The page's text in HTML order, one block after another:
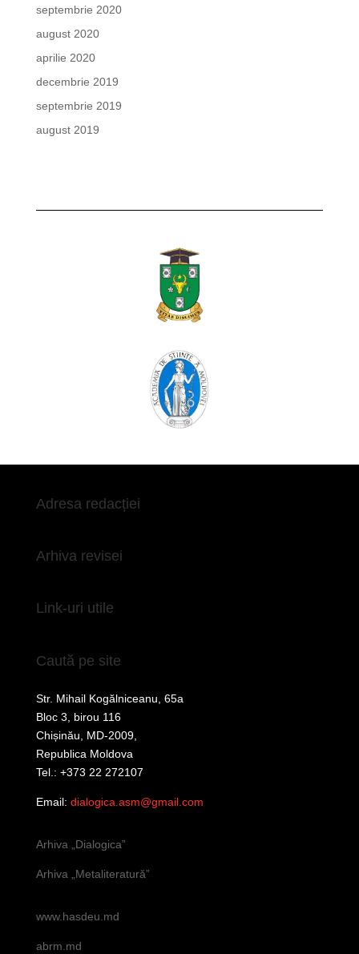
septembrie 2020
august 2020
aprilie 2020
decembrie 2019
septembrie 2019
august 2019
Adresa redacției
Arhiva revisei
Link-uri utile
Caută pe site
Str. Mihail Kogălniceanu, 65a
Bloc 3, birou 116
Chișinău, MD-2009,
Republica Moldova
Tel.: +373 22 272107
Email: dialogica.asm@gmail.com
Arhiva „Dialogica”
Arhiva „Metaliteratură”
www.hasdeu.md
abrm.md